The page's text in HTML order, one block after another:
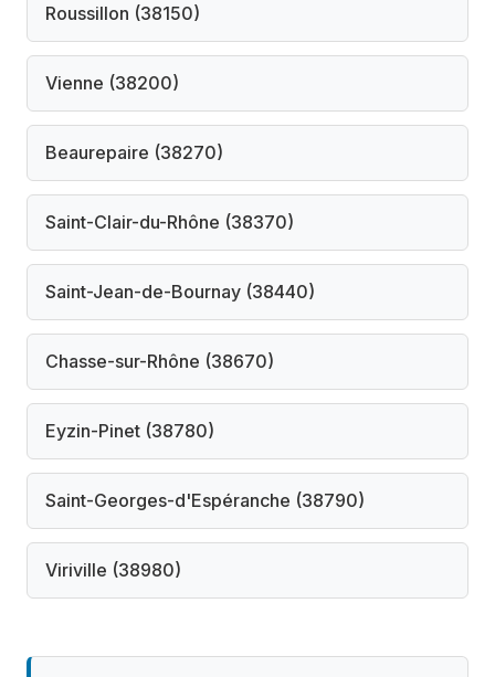
Roussillon (38150)
Vienne (38200)
Beaurepaire (38270)
Saint-Clair-du-Rhône (38370)
Saint-Jean-de-Bournay (38440)
Chasse-sur-Rhône (38670)
Eyzin-Pinet (38780)
Saint-Georges-d'Espéranche (38790)
Viriville (38980)